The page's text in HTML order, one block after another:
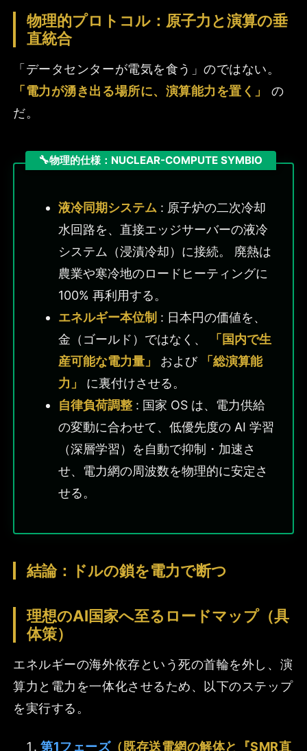
物理的プロトコル：原子力と演算の垂
直統合
「データセンターが電気を食う」のではない。
「電力が湧き出る場所に、演算能力を置く」
の
だ。
物理的仕様：NUCLEAR-COMPUTE SYMBIO
液冷同期システム : 原子炉の二次冷却
水回路を、直接エッジサーバーの液冷
システム（浸漬冷却）に接続。 廃熱は
農業や寒冷地のロードヒーティングに
100% 再利用する。
エネルギー本位制 : 日本円の価値を、
金（ゴールド）ではなく、
「国内で生
産可能な電力量」
および
「総演算能
力」
に裏付けさせる。
自律負荷調整 : 国家 OS は、電力供給
の変動に合わせて、低優先度の AI 学習
（深層学習）を自動で抑制・加速さ
せ、電力網の周波数を物理的に安定さ
せる。
結論：ドルの鎖を電力で断つ
理想のAI国家へ至るロードマップ（具
体策）
エネルギーの海外依存という死の首輪を外し、演
算力と電力を一体化させるため、以下のステップ
を実行する。
第1フェーズ（既存送電網の解体と『SMR直